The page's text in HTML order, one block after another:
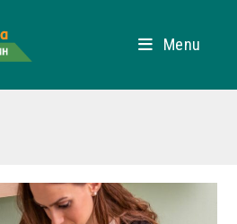
Menu